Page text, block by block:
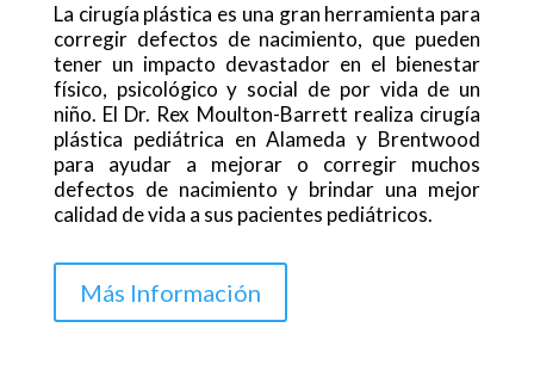
La cirugía plástica es una gran herramienta para
corregir defectos de nacimiento, que pueden
tener un impacto devastador en el bienestar
físico, psicológico y social de por vida de un
niño. El Dr. Rex Moulton-Barrett realiza cirugía
plástica pediátrica en Alameda y Brentwood
para ayudar a mejorar o corregir muchos
defectos de nacimiento y brindar una mejor
calidad de vida a sus pacientes pediátricos.
Más Información